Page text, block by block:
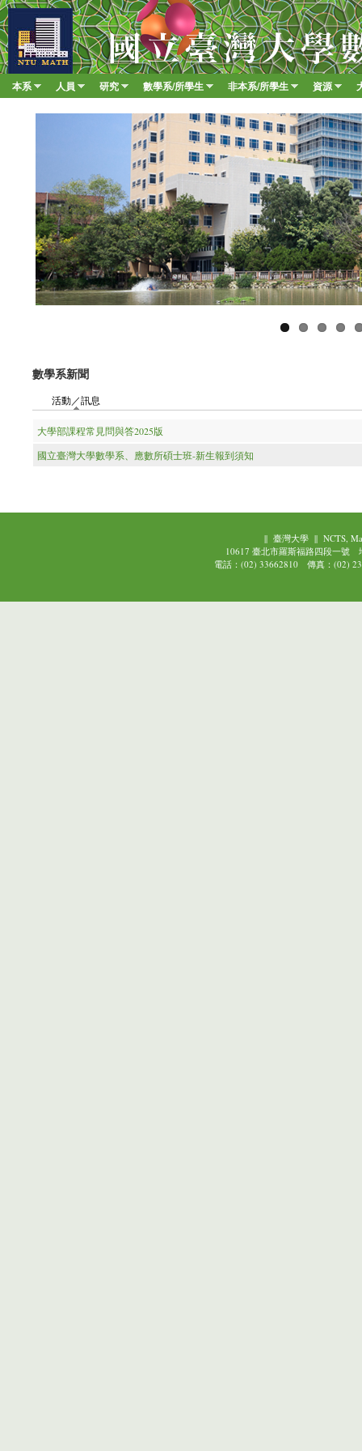
移至
臺
大
數
學Main menu
本系 人員 研究 數學系/所學生 非本系/所學生 資源
數學系新聞
活動／訊息
大學部課程常見問與答2025版
國立臺灣大學數學系、應數所碩士班-新生報到須知
|| 臺灣大學|| NCTS,
10617 臺北市羅斯福路四段一號
電話：(02) 33662810 傳真：(02)